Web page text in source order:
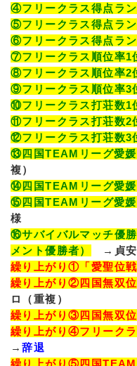
④フリークラス得点ラ
⑤フリークラス得点ラ
⑥フリークラス得点ラ
⑦フリークラス順位率1
⑧フリークラス順位率2
⑨フリークラス順位率3
⑩フリークラス打荘数1
⑪フリークラス打荘数2
⑫フリークラス打荘数3
⑬四国TEAMリーグ愛
複）
⑭四国TEAMリーグ愛
⑮四国TEAMリーグ愛
様
⑯サバイバルマッチ優
メント優勝者）
→貞
繰り上がり①「愛聖位
繰り上がり②四国無双位
ロ（重複）
繰り上がり③四国無双位
繰り上がり④フリーク
→辞退
繰り上がり⑤四国